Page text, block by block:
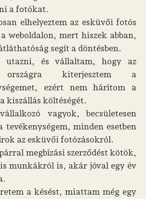
a fotókat.
elhelyeztem az esküvői fotós
weboldalon, mert hiszek abban,
segít a döntésben.
utazni, és vállaltam, hogy az
országra kiterjesztem a
ezért nem hárítom a
kiszállás költéségét.
vagyok, becsületesen
tevékenységem, minden esetben
az esküvői fotózásokról.
megbízási szerződést kötök,
munkákról is, akár jóval egy év
a késést, miattam még egy